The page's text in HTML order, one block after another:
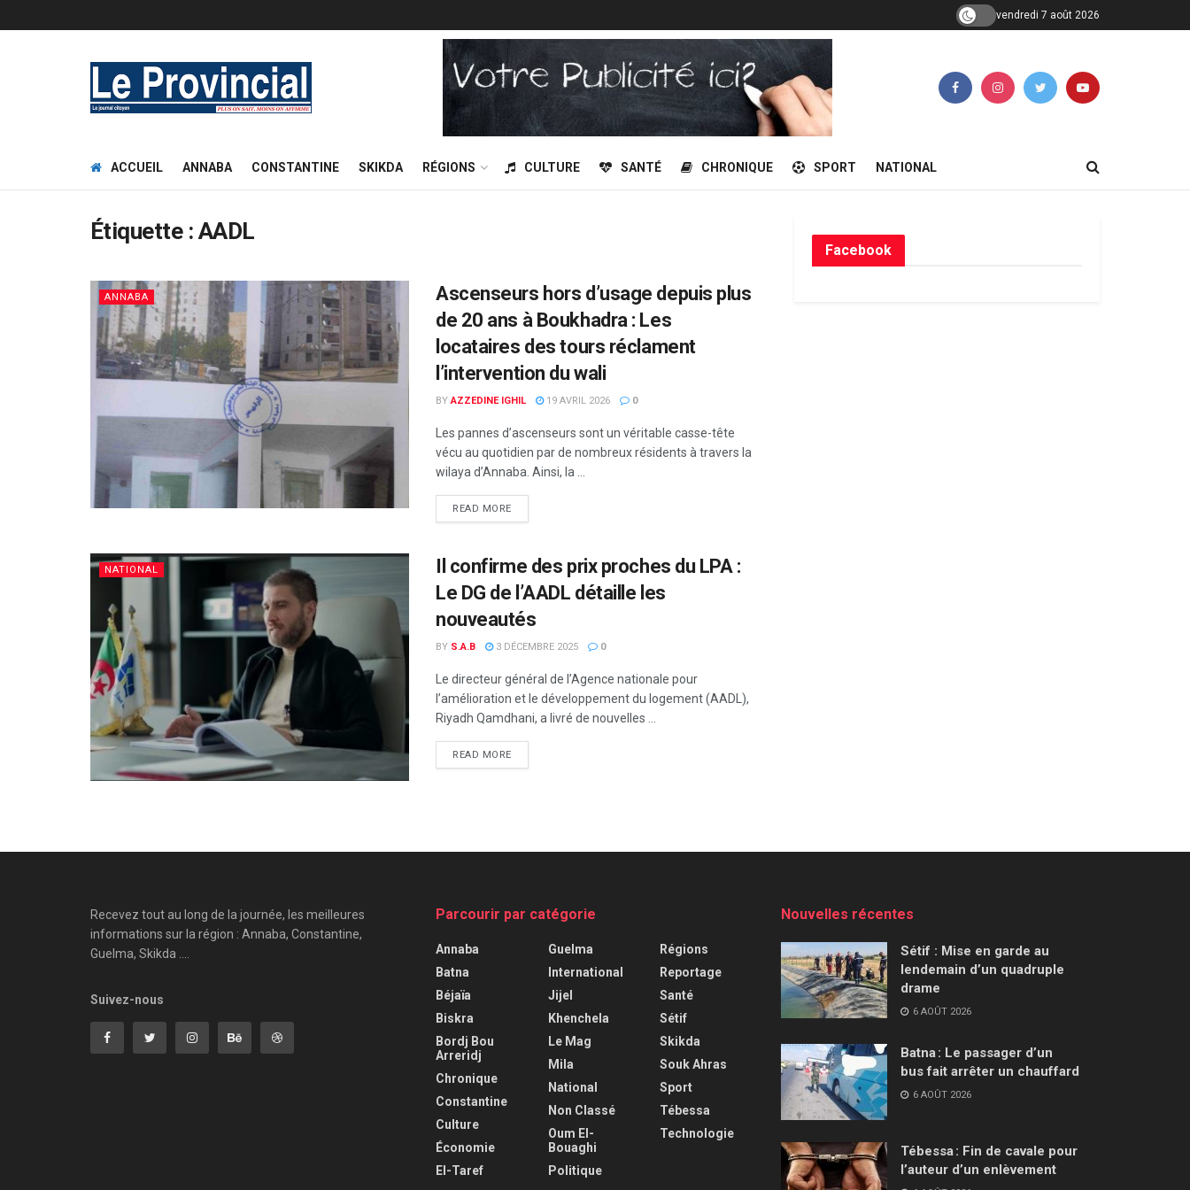
vendredi 7 août 2026
ACCUEIL ANNABA CONSTANTINE SKIKDA RÉGIONS CULTURE SANTÉ CHRONIQUE SPORT NATIONAL
Étiquette : AADL
ANNABA
Ascenseurs hors d’usage depuis plus
de 20 ans à Boukhadra : Les
locataires des tours réclament
l’intervention du wali
BY AZZEDINE IGHIL 19 AVRIL 2026 0
Les pannes d’ascenseurs sont un véritable casse-tête
vécu au quotidien par de nombreux résidents à travers la
wilaya d’Annaba. Ainsi, la ...
READ MORE
NATIONAL
Il confirme des prix proches du LPA :
Le DG de l’AADL détaille les
nouveautés
BY S.A.B 3 DÉCEMBRE 2025 0
Le directeur général de l’Agence nationale pour
l’amélioration et le développement du logement (AADL),
Riyadh Qamdhani, a livré de nouvelles ...
READ MORE
Facebook
Recevez tout au long de la journée, les meilleures
informations sur la région : Annaba, Constantine,
Guelma, Skikda ....
Suivez-nous
Parcourir par catégorie
Annaba
Batna
Béjaïa
Biskra
Bordj Bou
Arreridj
Chronique
Constantine
Culture
Économie
El-Taref
Guelma
International
Jijel
Khenchela
Le Mag
Mila
National
Non Classé
Oum El-
Bouaghi
Politique
Régions
Reportage
Santé
Sétif
Skikda
Souk Ahras
Sport
Tébessa
Technologie
Nouvelles récentes
Sétif : Mise en garde au
lendemain d’un quadruple
drame
6 AOÛT 2026
Batna : Le passager d’un
bus fait arrêter un chauffard
6 AOÛT 2026
Tébessa : Fin de cavale pour
l’auteur d’un enlèvement